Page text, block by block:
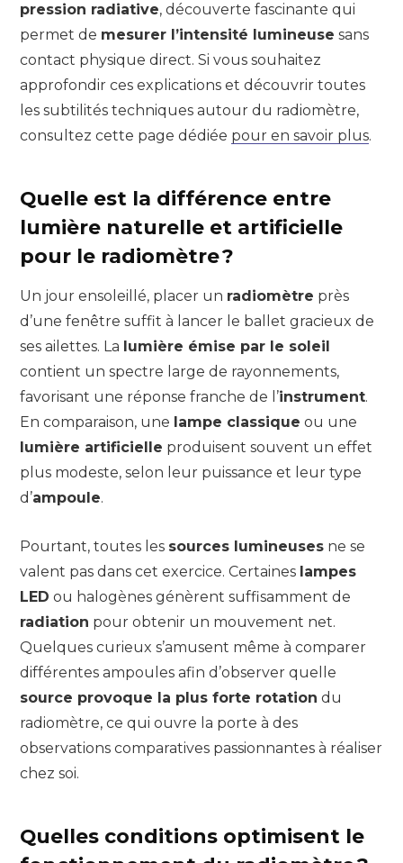
pression radiative, découverte fascinante qui
permet de mesurer l’intensité lumineuse sans
contact physique direct. Si vous souhaitez
approfondir ces explications et découvrir toutes
les subtilités techniques autour du radiomètre,
consultez cette page dédiée pour en savoir plus.
Quelle est la différence entre
lumière naturelle et artificielle
pour le radiomètre ?
Un jour ensoleillé, placer un radiomètre près
d’une fenêtre suffit à lancer le ballet gracieux de
ses ailettes. La lumière émise par le soleil
contient un spectre large de rayonnements,
favorisant une réponse franche de l’instrument.
En comparaison, une lampe classique ou une
lumière artificielle produisent souvent un effet
plus modeste, selon leur puissance et leur type
d’ampoule.
Pourtant, toutes les sources lumineuses ne se
valent pas dans cet exercice. Certaines lampes
LED ou halogènes génèrent suffisamment de
radiation pour obtenir un mouvement net.
Quelques curieux s’amusent même à comparer
différentes ampoules afin d’observer quelle
source provoque la plus forte rotation du
radiomètre, ce qui ouvre la porte à des
observations comparatives passionnantes à réaliser
chez soi.
Quelles conditions optimisent le